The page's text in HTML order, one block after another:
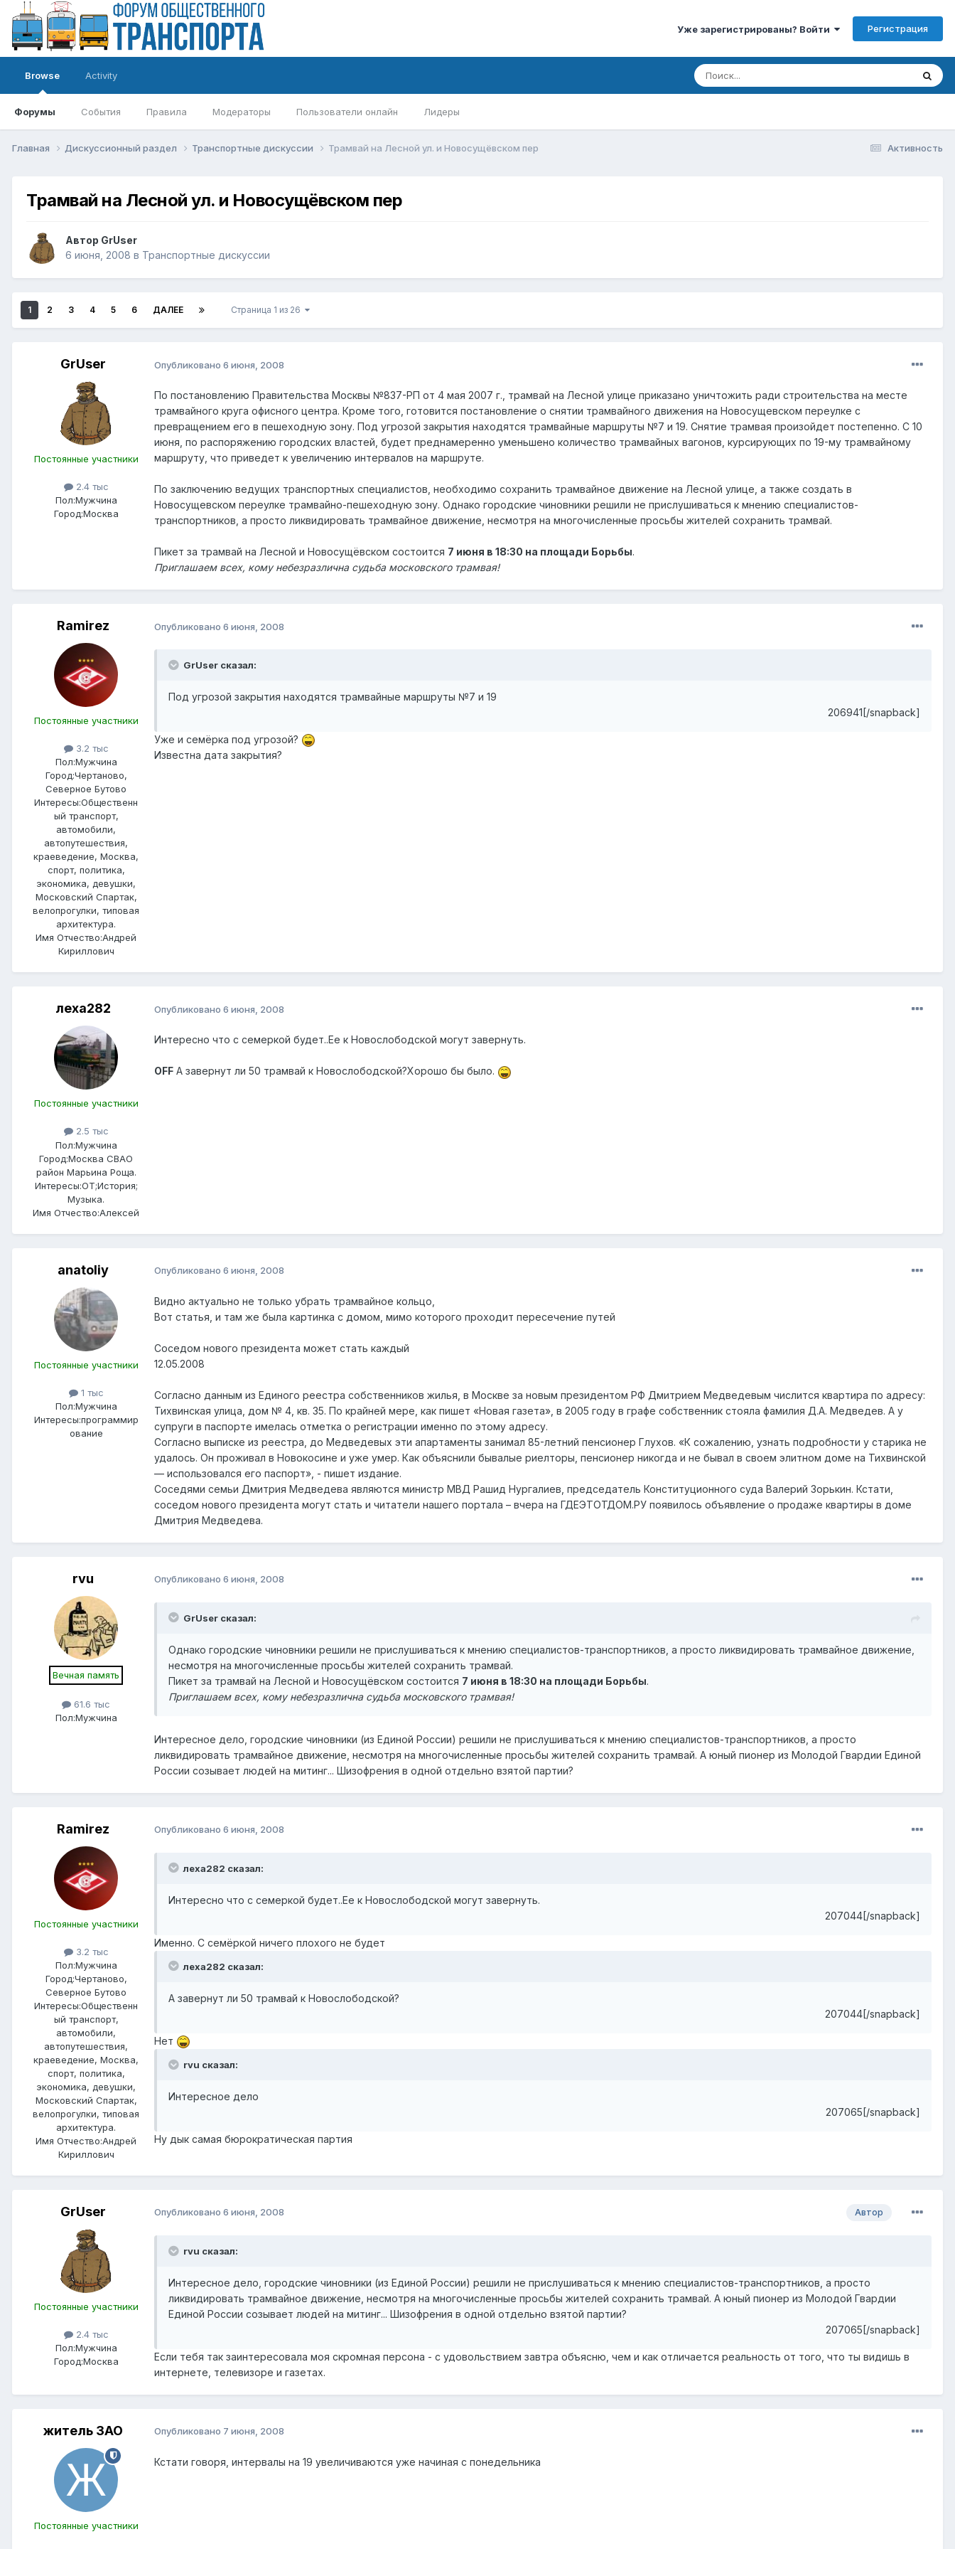
Уже зарегистрированы? Войти Регистрация
Browse
Форумы События Правила Модераторы Пользователи онлайн Лидеры
Activity
Активность
Главная Дискуссионный раздел Транспортные дискуссии Трамвай на Лесной ул. и Новосущёвском пер
Трамвай на Лесной ул. и Новосущёвском пер
Автор GrUser
6 июня, 2008 в Транспортные дискуссии
1 2 3 4 5 6 ДАЛЕЕ Страница 1 из 26
GrUser
Постоянные участники
2.4 тыс
Пол:Мужчина
Город:Москва
Опубликовано 6 июня, 2008
По постановлению Правительства Москвы №837-РП от 4 мая 2007 г., трамвай на Лесной улице приказано уничтожить ради строительства на месте
трамвайного круга офисного центра. Кроме того, готовится постановление о снятии трамвайного движения на Новосущевском переулке с
превращением его в пешеходную зону. Под угрозой закрытия находятся трамвайные маршруты №7 и 19. Снятие трамвая произойдет постепенно. С 10
июня, по распоряжению городских властей, будет преднамеренно уменьшено количество трамвайных вагонов, курсирующих по 19-му трамвайному
маршруту, что приведет к увеличению интервалов на маршруте.
По заключению ведущих транспортных специалистов, необходимо сохранить трамвайное движение на Лесной улице, а также создать в
Новосущевском переулке трамвайно-пешеходную зону. Однако городские чиновники решили не прислушиваться к мнению специалистов-
транспортников, а просто ликвидировать трамвайное движение, несмотря на многочисленные просьбы жителей сохранить трамвай.
Пикет за трамвай на Лесной и Новосущёвском состоится 7 июня в 18:30 на площади Борьбы.
Приглашаем всех, кому небезразлична судьба московского трамвая!
Ramirez
Постоянные участники
3.2 тыс
Пол:Мужчина
Город:Чертаново,
Северное Бутово
Интересы:Общественн
ый транспорт,
автомобили,
автопутешествия,
краеведение, Москва,
спорт, политика,
экономика, девушки,
Московский Спартак,
велопрогулки, типовая
архитектура.
Имя Отчество:Андрей
Кириллович
Опубликовано 6 июня, 2008
GrUser сказал:
Под угрозой закрытия находятся трамвайные маршруты №7 и 19
206941[/snapback]
Уже и семёрка под угрозой?
Известна дата закрытия?
леха282
Постоянные участники
2.5 тыс
Пол:Мужчина
Город:Москва СВАО
район Марьина Роща.
Интересы:ОТ;История;
Музыка.
Имя Отчество:Алексей
Опубликовано 6 июня, 2008
Интересно что с семеркой будет..Ее к Новослободской могут завернуть.
OFF А завернут ли 50 трамвай к Новослободской?Хорошо бы было.
anatoliy
Постоянные участники
1 тыс
Пол:Мужчина
Интересы:программир
ование
Опубликовано 6 июня, 2008
Видно актуально не только убрать трамвайное кольцо,
Вот статья, и там же была картинка с домом, мимо которого проходит пересечение путей
Соседом нового президента может стать каждый
12.05.2008
Согласно данным из Единого реестра собственников жилья, в Москве за новым президентом РФ Дмитрием Медведевым числится квартира по адресу:
Тихвинская улица, дом № 4, кв. 35. По крайней мере, как пишет «Новая газета», в 2005 году в графе собственник стояла фамилия Д.А. Медведев. А у
супруги в паспорте имелась отметка о регистрации именно по этому адресу.
Согласно выписке из реестра, до Медведевых эти апартаменты занимал 85-летний пенсионер Глухов. «К сожалению, узнать подробности у старика не
удалось. Он проживал в Новокосине и уже умер. Как объяснили бывалые риелторы, пенсионер никогда и не бывал в своем элитном доме на Тихвинской
— использовался его паспорт», - пишет издание.
Соседями семьи Дмитрия Медведева являются министр МВД Рашид Нургалиев, председатель Конституционного суда Валерий Зорькин. Кстати,
соседом нового президента могут стать и читатели нашего портала – вчера на ГДЕЭТОТДОМ.РУ появилось объявление о продаже квартиры в доме
Дмитрия Медведева.
rvu
Вечная память
61.6 тыс
Пол:Мужчина
Опубликовано 6 июня, 2008
GrUser сказал:
Однако городские чиновники решили не прислушиваться к мнению специалистов-транспортников, а просто ликвидировать трамвайное движение,
несмотря на многочисленные просьбы жителей сохранить трамвай.
Пикет за трамвай на Лесной и Новосущёвском состоится 7 июня в 18:30 на площади Борьбы.
Приглашаем всех, кому небезразлична судьба московского трамвая!
Интересное дело, городские чиновники (из Единой России) решили не прислушиваться к мнению специалистов-транспортников, а просто
ликвидировать трамвайное движение, несмотря на многочисленные просьбы жителей сохранить трамвай. А юный пионер из Молодой Гвардии Единой
России созывает людей на митинг... Шизофрения в одной отдельно взятой партии?
Ramirez
Постоянные участники
3.2 тыс
Пол:Мужчина
Город:Чертаново,
Северное Бутово
Интересы:Общественн
ый транспорт,
автомобили,
автопутешествия,
краеведение, Москва,
спорт, политика,
экономика, девушки,
Московский Спартак,
велопрогулки, типовая
архитектура.
Имя Отчество:Андрей
Кириллович
Опубликовано 6 июня, 2008
леха282 сказал:
Интересно что с семеркой будет..Ее к Новослободской могут завернуть.
207044[/snapback]
Именно. С семёркой ничего плохого не будет
леха282 сказал:
А завернут ли 50 трамвай к Новослободской?
207044[/snapback]
Нет
rvu сказал:
Интересное дело
207065[/snapback]
Ну дык самая бюрократическая партия
GrUser
Постоянные участники
2.4 тыс
Пол:Мужчина
Город:Москва
Автор
Опубликовано 6 июня, 2008
rvu сказал:
Интересное дело, городские чиновники (из Единой России) решили не прислушиваться к мнению специалистов-транспортников, а просто
ликвидировать трамвайное движение, несмотря на многочисленные просьбы жителей сохранить трамвай. А юный пионер из Молодой Гвардии
Единой России созывает людей на митинг... Шизофрения в одной отдельно взятой партии?
207065[/snapback]
Если тебя так заинтересовала моя скромная персона - с удовольствием завтра объясню, чем и как отличается реальность от того, что ты видишь в
интернете, телевизоре и газетах.
житель ЗАО
Постоянные участники
Опубликовано 7 июня, 2008
Кстати говоря, интервалы на 19 увеличиваются уже начиная с понедельника